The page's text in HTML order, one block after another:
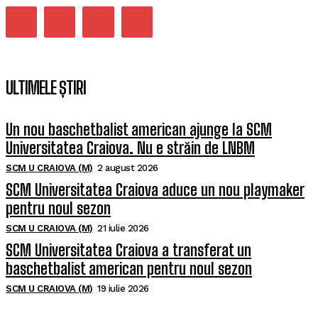
ULTIMELE ȘTIRI
Un nou baschetbalist american ajunge la SCM
Universitatea Craiova. Nu e străin de LNBM
SCM U CRAIOVA (M) 2 august 2026
SCM Universitatea Craiova aduce un nou playmaker
pentru noul sezon
SCM U CRAIOVA (M) 21 iulie 2026
SCM Universitatea Craiova a transferat un
baschetbalist american pentru noul sezon
SCM U CRAIOVA (M) 19 iulie 2026